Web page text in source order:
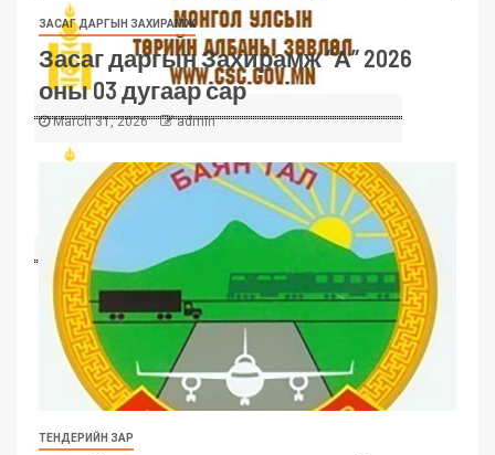
ЗАСАГ ДАРГЫН ЗАХИРАМЖ
Засаг даргын Захирамж “А” 2026
оны 03 дугаар сар
March 31, 2026 admin
ТЕНДЕРИЙН ЗАР